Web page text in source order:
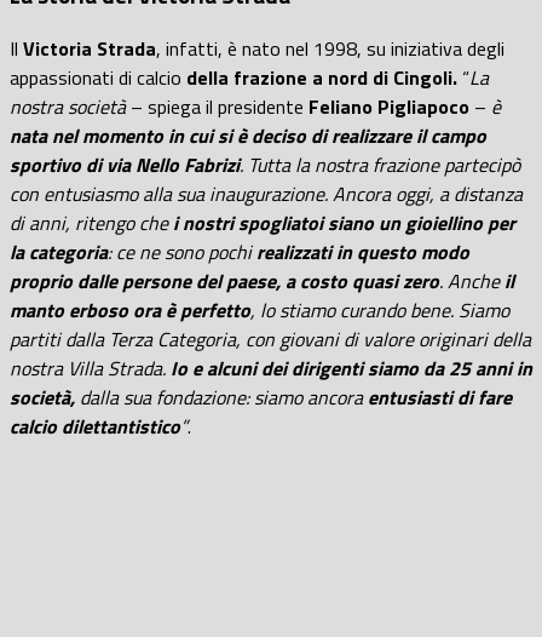
Il Victoria Strada, infatti, è nato nel 1998, su iniziativa degli
appassionati di calcio della frazione a nord di Cingoli. “La
nostra società– spiega il presidente Feliano Pigliapoco – è
nata nel momento in cui si è deciso di realizzare il campo
sportivo di via Nello Fabrizi. Tutta la nostra frazione partecipò
con entusiasmo alla sua inaugurazione. Ancora oggi, a distanza
di anni, ritengo chei nostri spogliatoi siano un gioiellino per
la categoria: ce ne sono pochirealizzati in questo modo
proprio dalle persone del paese, a costo quasi zero. Ancheil
manto erboso ora è perfetto, lo stiamo curando bene. Siamo
partiti dalla Terza Categoria, con giovani di valore originari della
nostra Villa Strada. Io e alcuni dei dirigenti siamo da 25 anni in
società, dalla sua fondazione: siamo ancoraentusiasti di fare
calcio dilettantistico”.